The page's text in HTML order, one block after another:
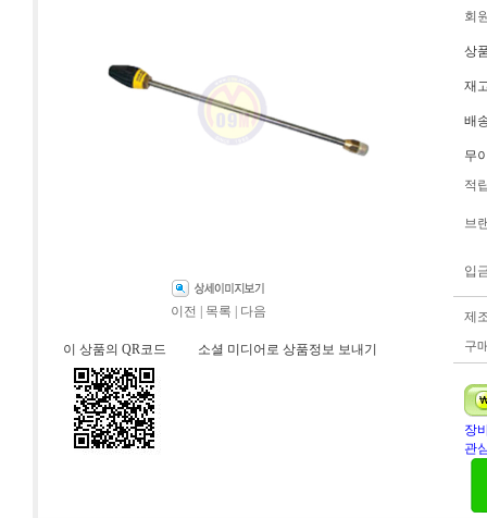
이전 목록 다음
이 상품의 QR코드 소셜 미디어로 상품정보 보내기
회
상
재
배
무
적
브
입
제
구
장
관